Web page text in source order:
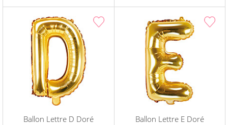
Ballon Lettre D Doré Ballon Lettre E Doré